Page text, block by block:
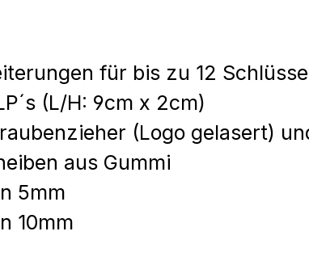
für bis zu 12
(L/H: 9cm x 2cm)
(Logo gelasert)
aus Gummi
5mm
10mm